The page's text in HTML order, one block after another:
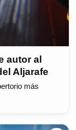
autor al
Aljarafe
más